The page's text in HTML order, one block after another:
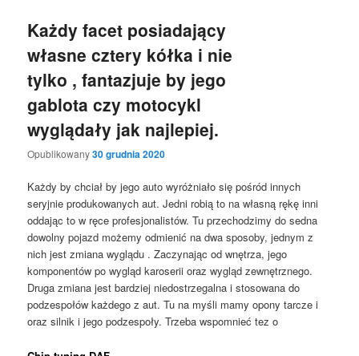
Każdy facet posiadający
własne cztery kółka i nie
tylko , fantazjuje by jego
gablota czy motocykl
wyglądały jak najlepiej.
Opublikowany30 grudnia 2020
Każdy by chciał by jego auto wyróżniało się pośród innych
seryjnie produkowanych aut. Jedni robią to na własną rękę inni
oddając to w ręce profesjonalistów. Tu przechodzimy do sedna
dowolny pojazd możemy odmienić na dwa sposoby, jednym z
nich jest zmiana wyglądu . Zaczynając od wnętrza, jego
komponentów po wygląd karoserii oraz wygląd zewnętrznego.
Druga zmiana jest bardziej niedostrzegalna i stosowana do
podzespołów każdego z aut. Tu na myśli mamy opony tarcze i
oraz silnik i jego podzespoły. Trzeba wspomnieć tez o